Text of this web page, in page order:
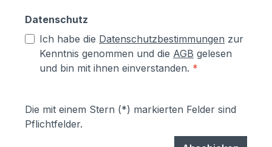
Datenschutz
Ich habe die Datenschutzbestimmungen zur
Kenntnis genommen und die AGB gelesen
und bin mit ihnen einverstanden. *
Die mit einem Stern (*) markierten Felder sind
Pflichtfelder.